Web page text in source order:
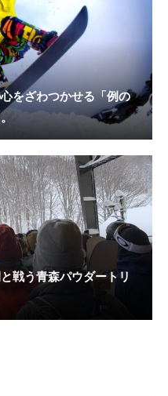
をざわつかせる「例の
戦う青森パウダートリ